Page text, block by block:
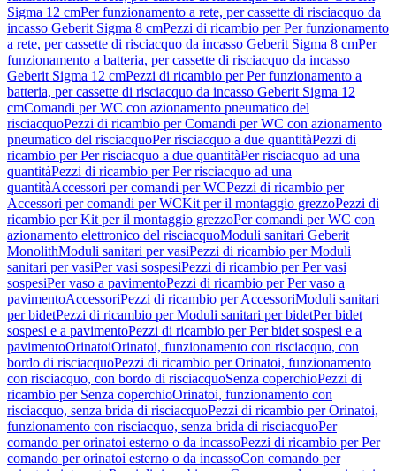
Sigma 12 cmPer funzionamento a rete, per cassette di risciacquo da
incasso Geberit Sigma 8 cmPezzi di ricambio per Per funzionamento
a rete, per cassette di risciacquo da incasso Geberit Sigma 8 cmPer
funzionamento a batteria, per cassette di risciacquo da incasso
Geberit Sigma 12 cmPezzi di ricambio per Per funzionamento a
batteria, per cassette di risciacquo da incasso Geberit Sigma 12
cmComandi per WC con azionamento pneumatico del
risciacquoPezzi di ricambio per Comandi per WC con azionamento
pneumatico del risciacquoPer risciacquo a due quantitàPezzi di
ricambio per Per risciacquo a due quantitàPer risciacquo ad una
quantitàPezzi di ricambio per Per risciacquo ad una
quantitàAccessori per comandi per WCPezzi di ricambio per
Accessori per comandi per WCKit per il montaggio grezzoPezzi di
ricambio per Kit per il montaggio grezzoPer comandi per WC con
azionamento elettronico del risciacquoModuli sanitari Geberit
MonolithModuli sanitari per vasiPezzi di ricambio per Moduli
sanitari per vasiPer vasi sospesiPezzi di ricambio per Per vasi
sospesiPer vaso a pavimentoPezzi di ricambio per Per vaso a
pavimentoAccessoriPezzi di ricambio per AccessoriModuli sanitari
per bidetPezzi di ricambio per Moduli sanitari per bidetPer bidet
sospesi e a pavimentoPezzi di ricambio per Per bidet sospesi e a
pavimentoOrinatoiOrinatoi, funzionamento con risciacquo, con
bordo di risciacquoPezzi di ricambio per Orinatoi, funzionamento
con risciacquo, con bordo di risciacquoSenza coperchioPezzi di
ricambio per Senza coperchioOrinatoi, funzionamento con
risciacquo, senza brida di risciacquoPezzi di ricambio per Orinatoi,
funzionamento con risciacquo, senza brida di risciacquoPer
comando per orinatoi esterno o da incassoPezzi di ricambio per Per
comando per orinatoi esterno o da incassoCon comando per